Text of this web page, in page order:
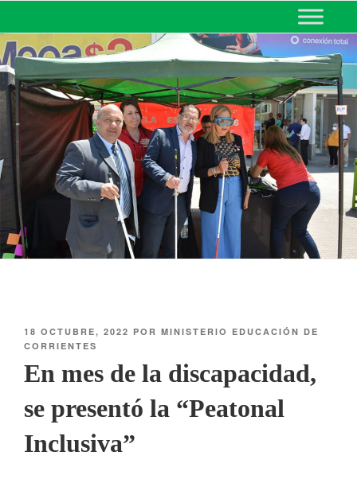
MINISTERIO DE EDUCACIÓN
DE CORRIENTES
18 OCTUBRE, 2022 POR MINISTERIO EDUCACIÓN DE
CORRIENTES
En mes de la discapacidad,
se presentó la “Peatonal
Inclusiva”